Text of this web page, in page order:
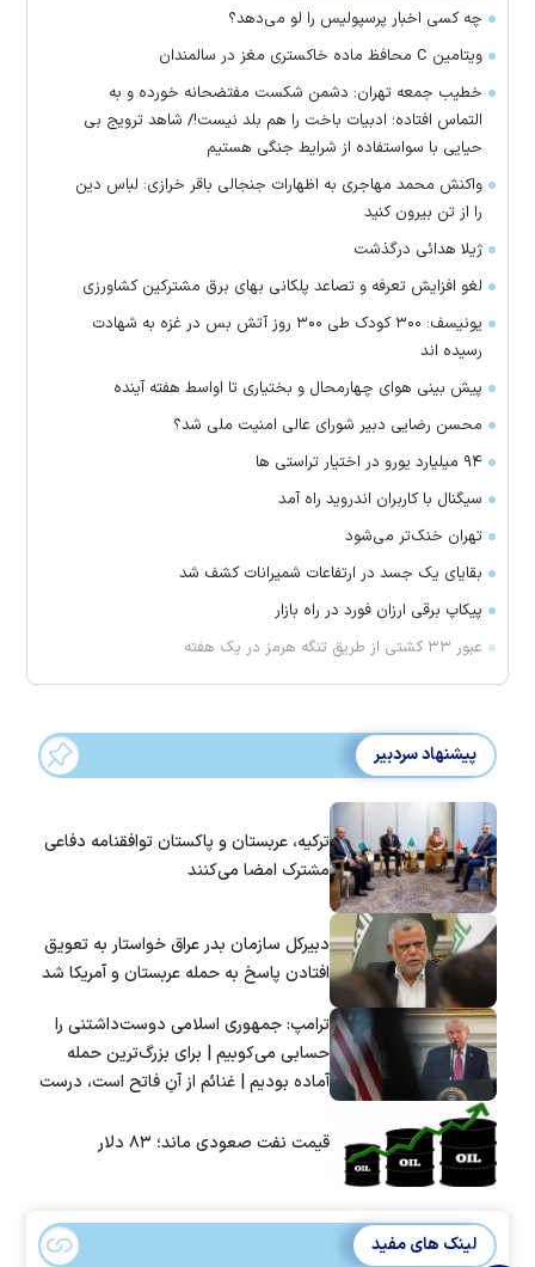
چه کسی اخبار پرسپولیس را لو می‌دهد؟
ویتامین C محافظ ماده خاکستری مغز در سالمندان
خطیب جمعه تهران: دشمن شکست مفتضحانه خورده و به
التماس افتاده؛ ادبیات باخت را هم بلد نیست!/ شاهد ترویج بی
حیایی با سواستفاده از شرایط جنگی هستیم
واکنش محمد مهاجری به اظهارات جنجالی باقر خرازی: لباس دین
را از تن بیرون کنید
ژیلا هدائی درگذشت
لغو افزایش تعرفه و تصاعد پلکانی بهای برق مشترکین کشاورزی
یونیسف: ۳۰۰ کودک طی ۳۰۰ روز آتش بس در غزه به شهادت
رسیده اند
پیش بینی هوای چهارمحال و بختیاری تا اواسط هفته آینده
محسن رضایی دبیر شورای عالی امنیت ملی شد؟
۹۴ میلیارد یورو در اختیار تراستی ها
سیگنال با کاربران اندروید راه آمد
تهران خنک‌تر می‌شود
بقایای یک جسد در ارتفاعات شمیرانات کشف شد
پیکاپ برقی ارزان فورد در راه بازار
عبور ۳۳ کشتی از طریق تنگه هرمز در یک هفته
پیشنهاد سردبیر
ترکیه، عربستان و پاکستان توافقنامه دفاعی
مشترک امضا می‌کنند
دبیرکل سازمان بدر عراق خواستار به تعویق
افتادن پاسخ به حمله عربستان و آمریکا شد
ترامپ: جمهوری اسلامی دوست‌داشتنی را
حسابی می‌کوبیم | برای بزرگ‌ترین حمله
آماده بودیم | غنائم از آنِ فاتح است، درست
قیمت نفت صعودی ماند؛ ۸۳ دلار
لینک های مفید